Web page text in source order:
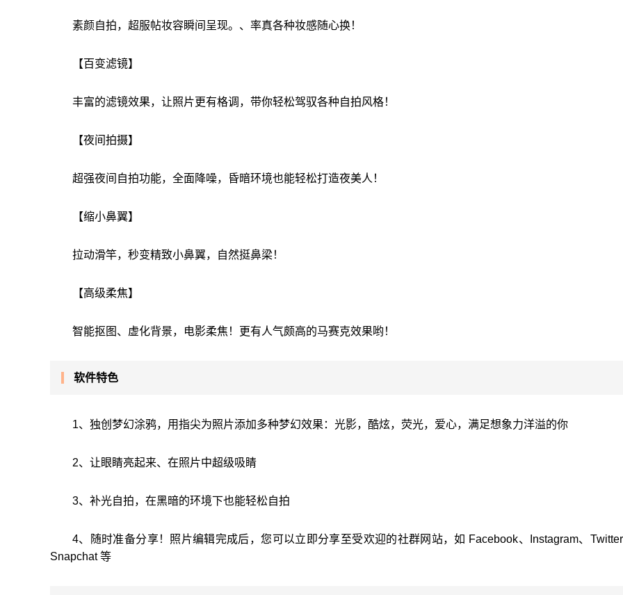
素颜自拍，超服帖妆容瞬间呈现。、率真各种妆感随心换！
【百变滤镜】
丰富的滤镜效果，让照片更有格调，带你轻松驾驭各种自拍风格！
【夜间拍摄】
超强夜间自拍功能，全面降噪，昏暗环境也能轻松打造夜美人！
【缩小鼻翼】
拉动滑竿，秒变精致小鼻翼，自然挺鼻梁！
【高级柔焦】
智能抠图、虚化背景，电影柔焦！更有人气颇高的马赛克效果哟！
软件特色
1、独创梦幻涂鸦，用指尖为照片添加多种梦幻效果：光影，酷炫，荧光，爱心，满足想象力洋溢的你
2、让眼睛亮起来、在照片中超级吸睛
3、补光自拍，在黑暗的环境下也能轻松自拍
4、随时准备分享！照片编辑完成后，您可以立即分享至受欢迎的社群网站，如 Facebook、Instagram、
Snapchat 等